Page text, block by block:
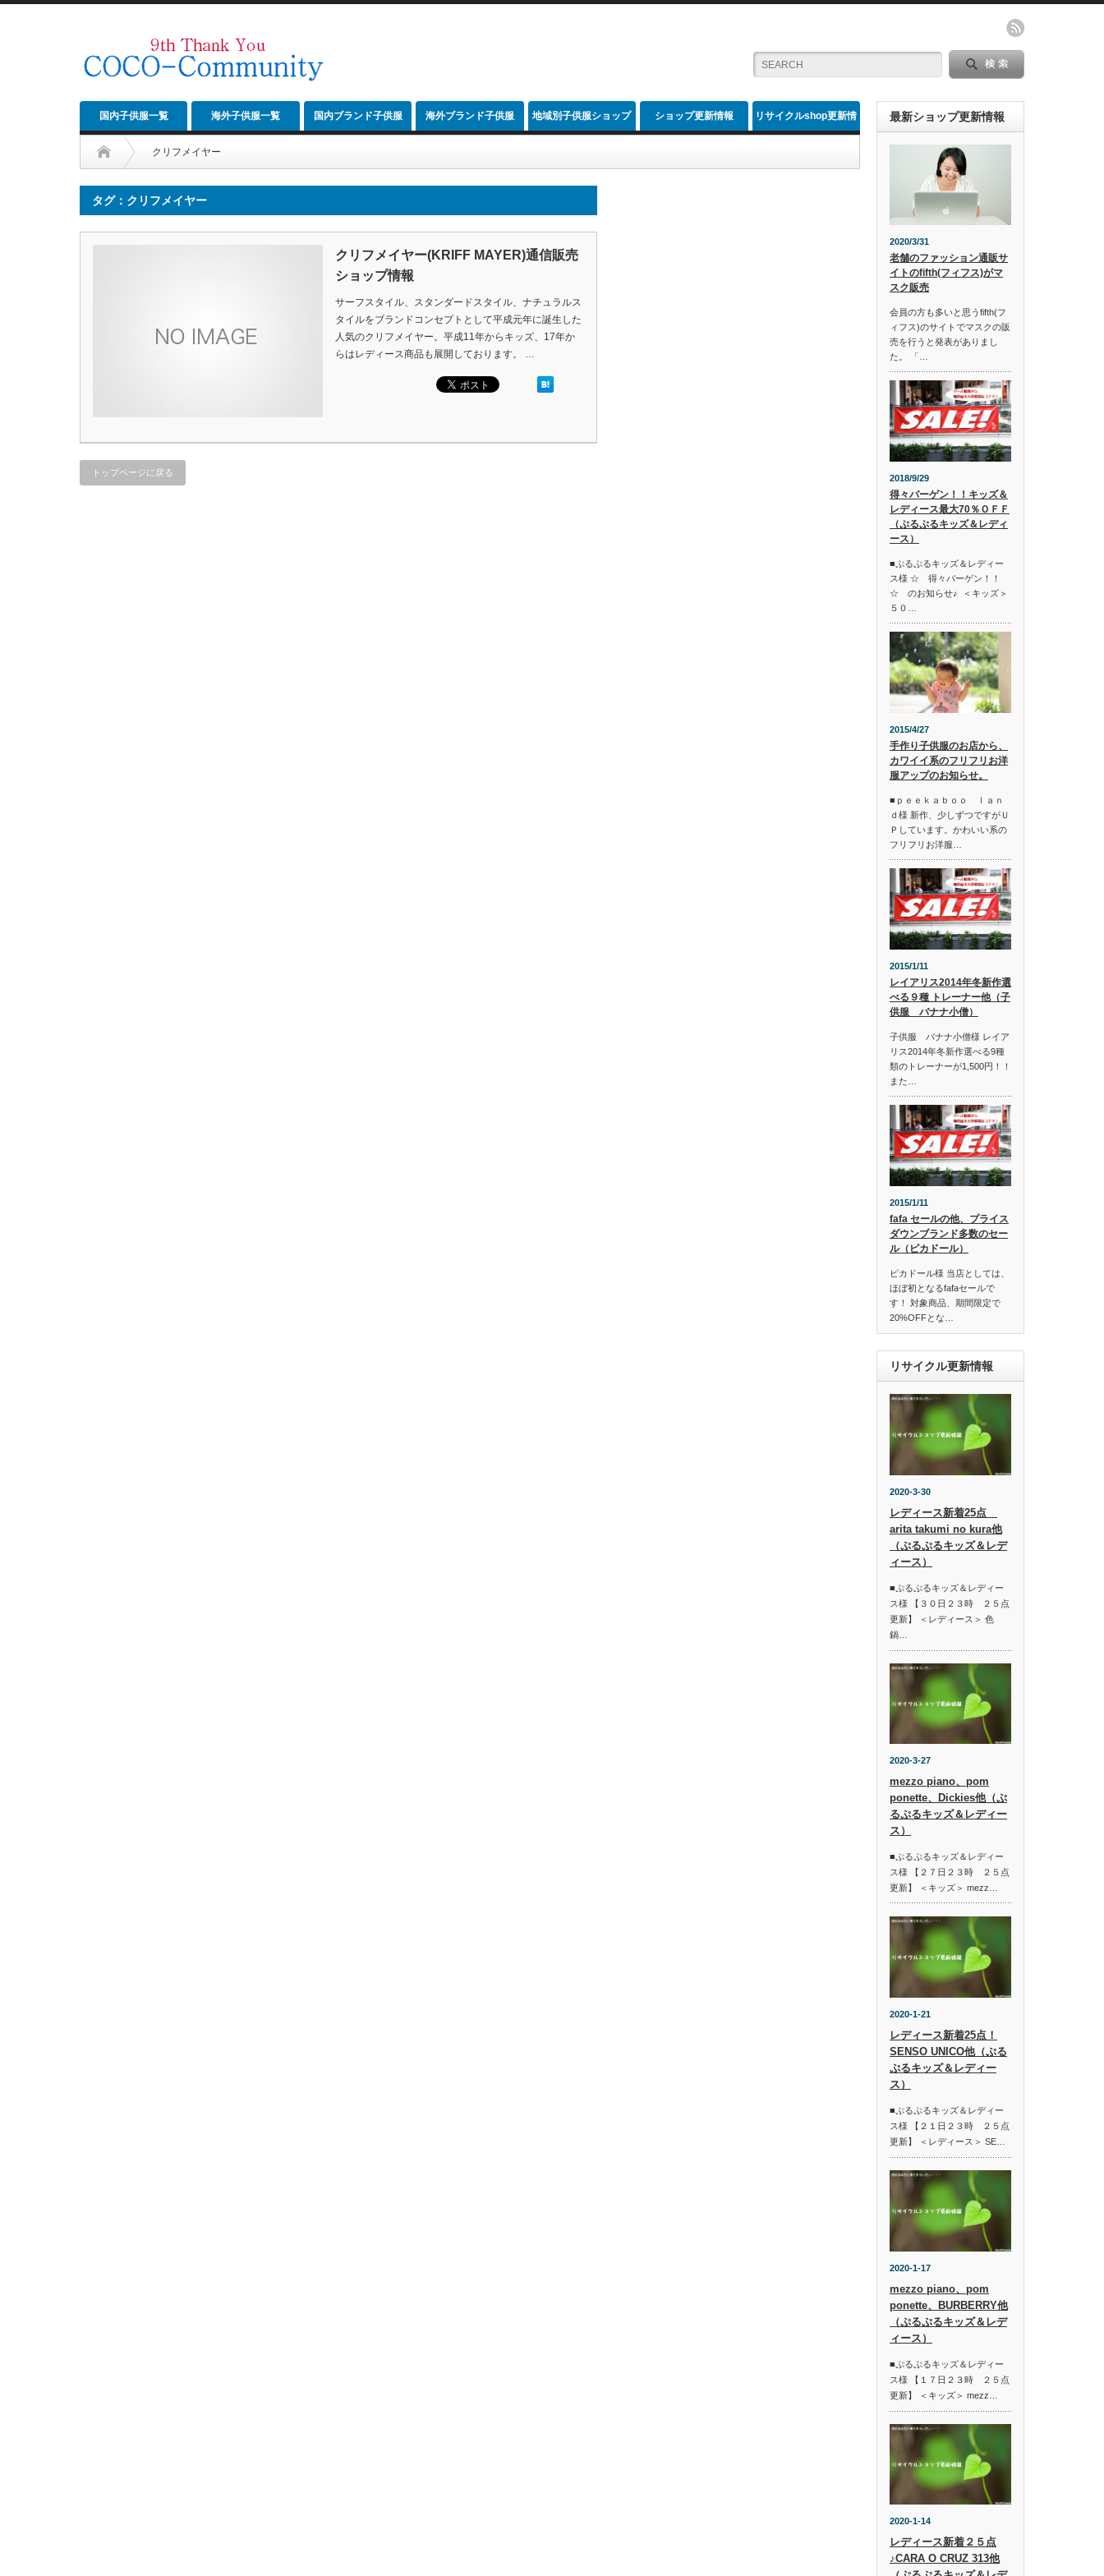
国内子供服一覧 海外子供服一覧 国内ブランド子供服 海外ブランド子供服 地域別子供服ショップ ショップ更新情報 リサイクルshop更新情
クリフメイヤー
タグ：クリフメイヤー
クリフメイヤー(KRIFF MAYER)通信販売
ショップ情報
サーフスタイル、スタンダードスタイル、ナチュラルス
タイルをブランドコンセプトとして平成元年に誕生した
人気のクリフメイヤー。平成11年からキッズ、17年か
らはレディース商品も展開しております。 …
トップページに戻る
最新ショップ更新情報
2020/3/31
老舗のファッション通販サ
イトのfifth(フィフス)がマ
スク販売
会員の方も多いと思うfifth(フ
ィフス)のサイトでマスクの販
売を行うと発表がありまし
た。 「…
2018/9/29
得々バーゲン！！キッズ＆
レディース最大70％ＯＦＦ
（ぷるぷるキッズ＆レディ
ース）
■ぷるぷるキッズ＆レディー
ス様 ☆ 得々バーゲン！！
☆ のお知らせ♪ ＜キッズ＞
５０…
2015/4/27
手作り子供服のお店から、
カワイイ系のフリフリお洋
服アップのお知らせ。
■ｐｅｅｋａｂｏｏ ｌａｎ
ｄ様 新作、少しずつですがＵ
Ｐしています。かわいい系の
フリフリお洋服…
2015/1/11
レイアリス2014年冬新作選
べる９種 トレーナー他（子
供服 バナナ小僧）
子供服 バナナ小僧様 レイア
リス2014年冬新作選べる9種
類のトレーナーが1,500円！！
また…
2015/1/11
fafa セールの他、プライス
ダウンブランド多数のセー
ル（ピカドール）
ピカドール様 当店としては、
ほぼ初となるfafaセールで
す！ 対象商品、期間限定で
20%OFFとな…
リサイクル更新情報
2020-3-30
レディース新着25点
arita takumi no kura他
（ぷるぷるキッズ＆レデ
ィース）
■ぷるぷるキッズ＆レディー
ス様 【３０日２３時 ２５点
更新】 ＜レディース＞ 色
鍋…
2020-3-27
mezzo piano、pom
ponette、Dickies他（ぷ
るぷるキッズ＆レディー
ス）
■ぷるぷるキッズ＆レディー
ス様 【２７日２３時 ２５点
更新】 ＜キッズ＞ mezz…
2020-1-21
レディース新着25点！
SENSO UNICO他（ぷる
ぷるキッズ＆レディー
ス）
■ぷるぷるキッズ＆レディー
ス様 【２１日２３時 ２５点
更新】 ＜レディース＞ SE…
2020-1-17
mezzo piano、pom
ponette、BURBERRY他
（ぷるぷるキッズ＆レデ
ィース）
■ぷるぷるキッズ＆レディー
ス様 【１７日２３時 ２５点
更新】 ＜キッズ＞ mezz…
2020-1-14
レディース新着２５点
♪CARA O CRUZ 313他